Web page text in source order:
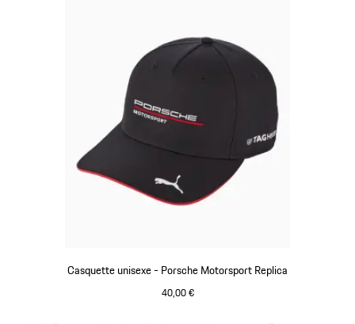
Casquette unisexe - Porsche Motorsport Replica
40,00 €